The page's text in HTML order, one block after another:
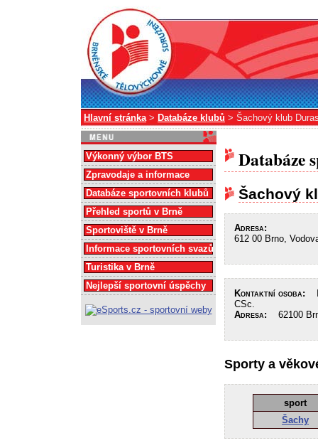
Hlavní stránka> Databáze klubů > Šachový klub
Databáze
Šachový
Adresa:
612 00 Brno,
Kontaktní osoba:
CSc.
Adresa: 62100
Sporty a
sport
Šachy
Výkonný výbor BTS
Zpravodaje a informace
Databáze sportovních klubů
Přehled sportů v Brně
Sportoviště v Brně
Informace sportovních svazů
Turistika v Brně
Nejlepší sportovní úspěchy